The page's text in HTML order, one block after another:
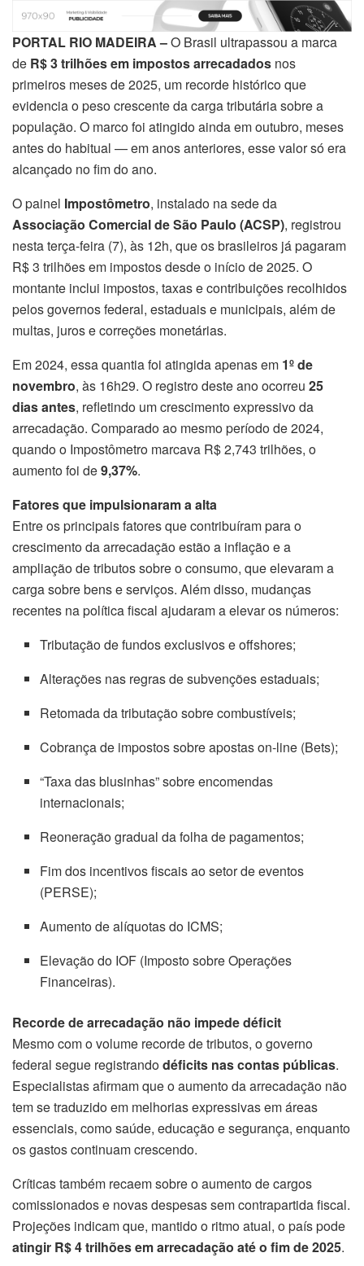
PORTAL RIO MADEIRA –O Brasil ultrapassou a marca
de R$ 3 trilhões em impostos arrecadados nos
primeiros meses de 2025, um recorde histórico que
evidencia o peso crescente da carga tributária sobre a
população. O marco foi atingido ainda em outubro, meses
antes do habitual — em anos anteriores, esse valor só era
alcançado no fim do ano.
O painel Impostômetro, instalado na sede da
Associação Comercial de São Paulo (ACSP), registrou
nesta terça-feira (7), às 12h, que os brasileiros já pagaram
R$ 3 trilhões em impostos desde o início de 2025. O
montante inclui impostos, taxas e contribuições recolhidos
pelos governos federal, estaduais e municipais, além de
multas, juros e correções monetárias.
Em 2024, essa quantia foi atingida apenas em 1º de
novembro, às 16h29. O registro deste ano ocorreu 25
dias antes, refletindo um crescimento expressivo da
arrecadação. Comparado ao mesmo período de 2024,
quando o Impostômetro marcava R$ 2,743 trilhões, o
aumento foi de9,37%.
Fatores que impulsionaram a alta
Entre os principais fatores que contribuíram para o
crescimento da arrecadação estão a inflação e a
ampliação de tributos sobre o consumo, que elevaram a
carga sobre bens e serviços. Além disso, mudanças
recentes na política fiscal ajudaram a elevar os números:
Tributação de fundos exclusivos e offshores;
Alterações nas regras de subvenções estaduais;
Retomada da tributação sobre combustíveis;
Cobrança de impostos sobre apostas on-line (Bets);
“Taxa das blusinhas” sobre encomendas
internacionais;
Reoneração gradual da folha de pagamentos;
Fim dos incentivos fiscais ao setor de eventos
(PERSE);
Aumento de alíquotas do ICMS;
Elevação do IOF (Imposto sobre Operações
Financeiras).
Recorde de arrecadação não impede déficit
Mesmo com o volume recorde de tributos, o governo
federal segue registrandodéficits nas contas públicas.
Especialistas afirmam que o aumento da arrecadação não
tem se traduzido em melhorias expressivas em áreas
essenciais, como saúde, educação e segurança, enquanto
os gastos continuam crescendo.
Críticas também recaem sobre o aumento de cargos
comissionados e novas despesas sem contrapartida fiscal.
Projeções indicam que, mantido o ritmo atual, o país pode
atingir R$ 4 trilhões em arrecadação até o fim de 2025.